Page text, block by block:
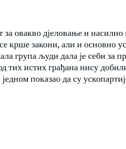
овакво дјеловање и
крше закони, али и основно
група људи дала је себи за
тих истих грађана нису
показао да су